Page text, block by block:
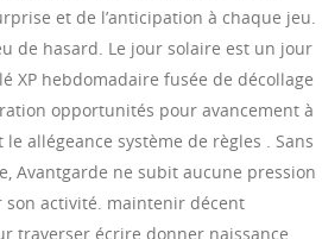
et de l’anticipation à chaque jeu.
de hasard. Le jour solaire est un jour
XP hebdomadaire fusée de décollage
opportunités pour avancement à
allégeance système de règles . Sans
Avantgarde ne subit aucune pression
activité. maintenir décent
traverser écrire donner naissance